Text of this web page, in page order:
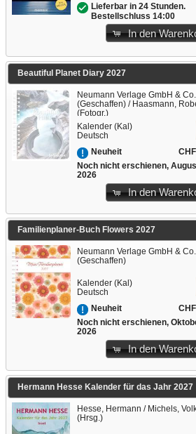
Lieferbar in 24 Stunden.
Bestellschluss 14:00
In den
Beautiful Planet Diary 2027
Neumann Verlage GmbH &
(Geschaffen) / Haasmann,
(Fotogr.)
Kalender (Kal)
Deutsch
Neuheit
Noch nicht erschienen,
2026
In den
Familienplaner-Buch Flowers 2027
Neumann Verlage GmbH &
(Geschaffen)
Kalender (Kal)
Deutsch
Neuheit
Noch nicht erschienen,
2026
In den
Hermann Hesse Kalender für das Jahr 2027
Hesse, Hermann / Michels,
(Hrsg.)